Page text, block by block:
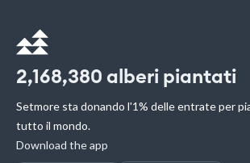
2,168,380 alberi piantati
Setmore sta donando l'1% delle entrate per
tutto il mondo.
Download the app